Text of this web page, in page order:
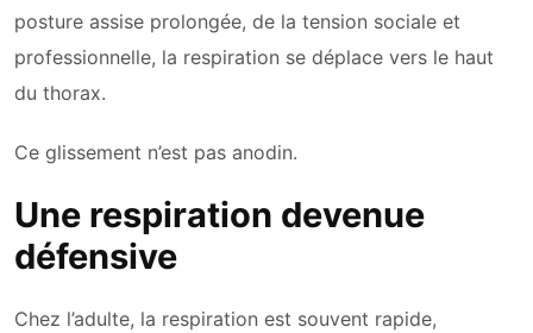
posture assise prolongée, de la tension sociale et
professionnelle, la respiration se déplace vers le haut
du thorax.
Ce glissement n’est pas anodin.
Une respiration devenue
défensive
Chez l’adulte, la respiration est souvent rapide,